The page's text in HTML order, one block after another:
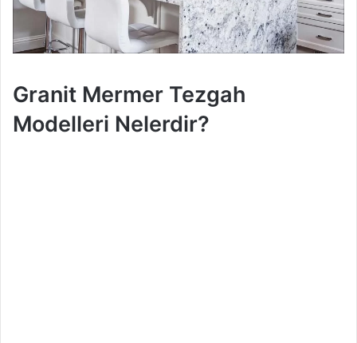
Granit Mermer Tezgah
Modelleri Nelerdir?